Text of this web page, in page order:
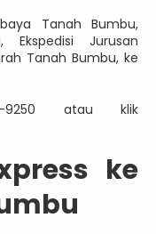
Tanah Bumbu,
Ekspedisi Jurusan
Tanah Bumbu, ke
9250 atau klik
ke